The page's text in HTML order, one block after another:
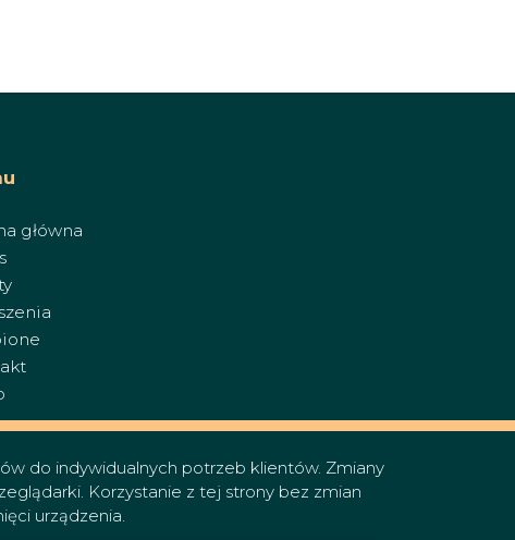
główna
do indywidualnych potrzeb klientów. Zmiany
Korzystanie z tej strony bez zmian
urządzenia.